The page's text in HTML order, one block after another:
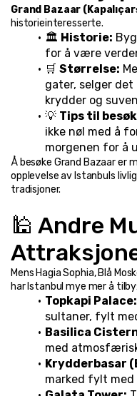
Grand Bazaar
historieinteresserte.
🏛️ Historie:
for å være
🛒 Størrelse:
gater, selger
krydder og
💡 Tips til
ikke nøl med å
morgenen for å
Å besøke Grand Bazaar er
opplevelse av Istanbuls
tradisjoner.
🕌 Andre
Mens Hagia Sophia, Blå
har Istanbul mye mer å tilby:
Topkapi Palace:
sultaner, fylt
Basilica
med
Krydderbasar
marked fylt med